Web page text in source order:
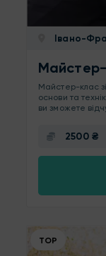
Івано-
Майстер-
Майстер-клас
основи та
ви зможете
2500 ₴
ТОР